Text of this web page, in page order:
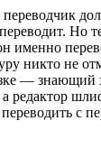
Но
именно
никто не
— знающий
редактор
с